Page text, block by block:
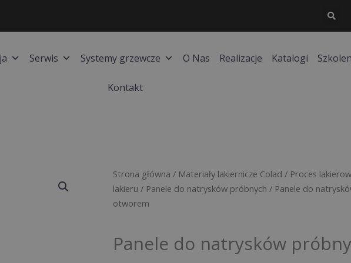
Serwis Systemy grzewcze O Nas Realizacje Katalogi
Kontakt
Strona główna / Materiały lakiernicze Colad / Proces
lakieru / Panele do natrysków próbnych / Panele do
otworem
Panele do natrysków